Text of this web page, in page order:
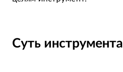
Суть инструмента